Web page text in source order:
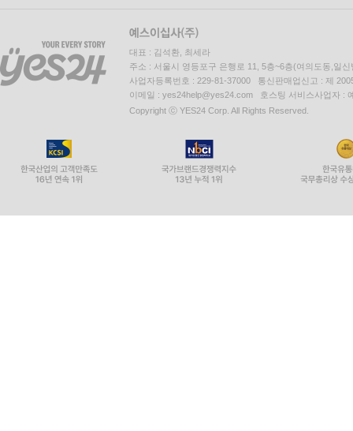
대표 : 김석환, 최세라
주소 : 서울시 영등포구 은행로 11, 5층~6층(여의도동,일신
사업자등록번호 : 229-81-37000 통신판매업신고 : 제
이메일 : yes24help@yes24.com 호스팅 서비스사업자 :
Copyright ⓒ YES24 Corp. All Rights Reserved.